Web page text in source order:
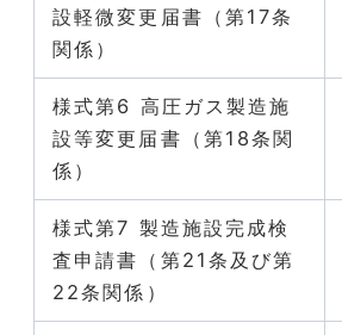
設軽微変更届書（第17条
関係）
様式第6 高圧ガス製造施
設等変更届書（第18条関
係）
様式第7 製造施設完成検
査申請書（第21条及び第
22条関係）